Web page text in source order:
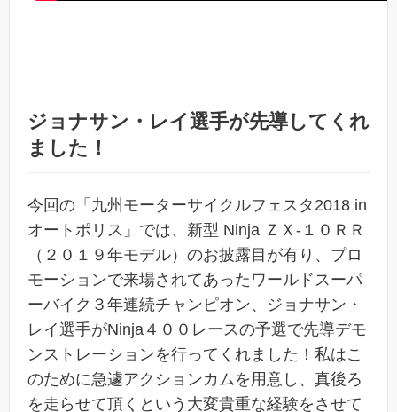
ジョナサン・レイ選手が先導してくれ
ました！
今回の「九州モーターサイクルフェスタ2018 in
オートポリス」では、新型 Ninja ＺＸ-１０ＲＲ
（２０１９年モデル）のお披露目が有り、プロ
モーションで来場されてあったワールドスーパ
ーバイク３年連続チャンピオン、ジョナサン・
レイ選手がNinja４００レースの予選で先導デモ
ンストレーションを行ってくれました！私はこ
のために急遽アクションカムを用意し、真後ろ
を走らせて頂くという大変貴重な経験をさせて